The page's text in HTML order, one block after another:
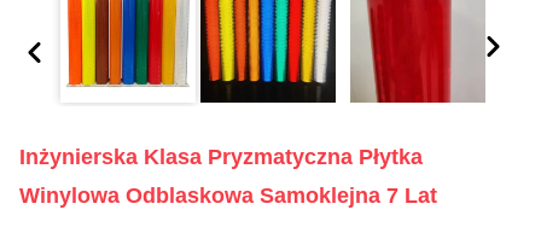
Inżynierska Klasa Pryzmatyczna Płytka
Winylowa Odblaskowa Samoklejna 7 Lat